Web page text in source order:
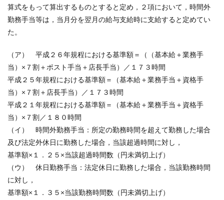
算式をもって算出するものとすると定め，２項において，時間外
勤務手当等は，当月分を翌月の給与支給時に支給すると定めてい
た。
（ア） 平成２６年規程における基準額＝（（基本給＋業務手
当）×７割＋ポスト手当＋店長手当）／１７３時間
平成２５年規程における基準額＝（基本給＋業務手当＋資格手
当）×７割＋店長手当）／１７３時間
平成２１年規程における基準額＝（基本給＋業務手当＋資格手
当）×７割／１８０時間
（イ） 時間外勤務手当：所定の勤務時間を超えて勤務した場合
及び法定外休日に勤務した場合，当該超過時間に対し，
基準額×１．２５×当該超過時間数（円未満切上げ）
（ウ） 休日勤務手当：法定休日に勤務した場合，当該勤務時間
に対し，
基準額×１．３５×当該勤務時間数（円未満切上げ）